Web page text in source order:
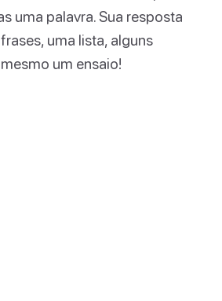
uma palavra. Sua resposta
uma lista, alguns
um ensaio!